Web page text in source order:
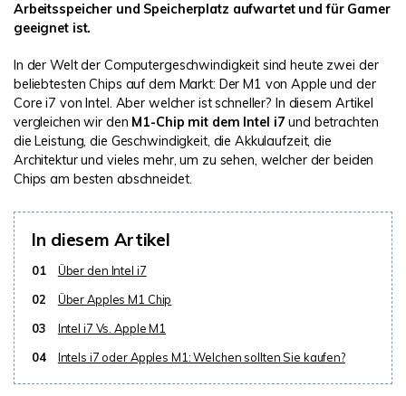
Weitere Produkte
Repairit - Datenreparatur
UBackit - Datensicherung
Arbeitsspeicher und Speicherplatz aufwartet und für Gamer
geeignet ist.
In der Welt der Computergeschwindigkeit sind heute zwei der
beliebtesten Chips auf dem Markt: Der M1 von Apple und der
Core i7 von Intel. Aber welcher ist schneller? In diesem Artikel
vergleichen wir den M1-Chip mit dem Intel i7 und betrachten
die Leistung, die Geschwindigkeit, die Akkulaufzeit, die
Architektur und vieles mehr, um zu sehen, welcher der beiden
Chips am besten abschneidet.
In diesem Artikel
01
Über den Intel i7
02
Über Apples M1 Chip
03
Intel i7 Vs. Apple M1
04
Intels i7 oder Apples M1: Welchen sollten Sie kaufen?